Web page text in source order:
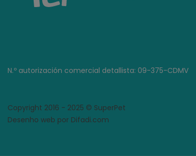
N.º autorización comercial detallista: 09-375-CDMV
Copyright 2016 - 2025 © SuperPet
Desenho web por Difadi.com